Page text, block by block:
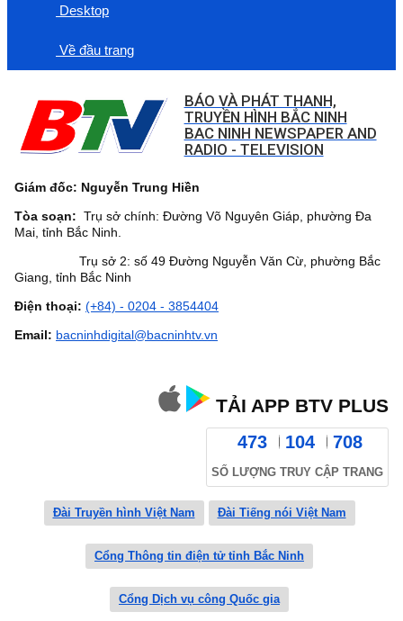
Desktop
Về đầu trang
BÁO VÀ PHÁT THANH,
TRUYỀN HÌNH BẮC NINH
BAC NINH NEWSPAPER AND
RADIO - TELEVISION
Giám đốc: Nguyễn Trung Hiền
Tòa soạn: Trụ sở chính: Đường Võ Nguyên Giáp, phường Đa
Mai, tỉnh Bắc Ninh.
Trụ sở 2: số 49 Đường Nguyễn Văn Cừ, phường Bắc
Giang, tỉnh Bắc Ninh
Điện thoại: (+84) - 0204 - 3854404
Email: bacninhdigital@bacninhtv.vn
TẢI APP BTV PLUS
473 104 708
SỐ LƯỢNG TRUY CẬP TRANG
Đài Truyền hình Việt Nam Đài Tiếng nói Việt Nam
Cổng Thông tin điện tử tỉnh Bắc Ninh
Cổng Dịch vụ công Quốc gia